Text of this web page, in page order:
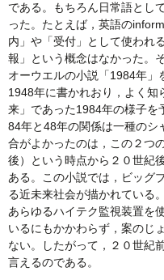
である。もちろん日常語とし
った。たとえば，英語の
内」や「受付」として使われ
報」という概念はなかった。
オーウエルの小説「1984年」
1948年に書かれおり，よく知
来」であった1984年の様子を
84年と48年の関係は一種のシ
合がよかったのは，この２つ
後）という時点から２０世紀
ある。この小説では，ビッグ
る近未来社会が描かれている
あらゆるハイテク監視装置を
いるにもかかわらず，案のじ
ない。したがって，２０世紀
言えるのである。